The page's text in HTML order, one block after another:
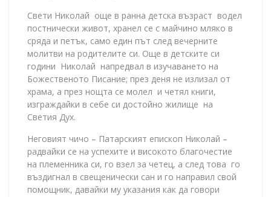
Свети Николай още в ранна детска възраст водел
постнически живот, хранел се с майчино мляко в
сряда и петък, само един път след вечерните
молитви на родителите си. Още в детските си
години Николай напредвал в изучаването на
Божественото Писание; през деня не излизал от
храма, а през нощта се молел и четял книги,
изграждайки в себе си достойно жилище на
Светия Дух.
Неговият чичо – Патарският епископ Николай –
радвайки се на успехите и високото благочестие
на племенника си, го взел за четец, а след това го
въздигнал в свещенически сан и го направил свой
помощник, давайки му указания как да говори